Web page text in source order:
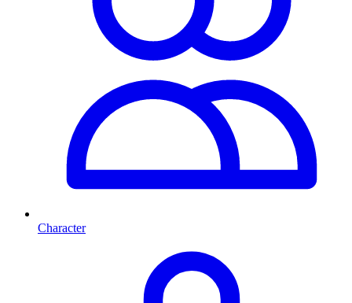
Character